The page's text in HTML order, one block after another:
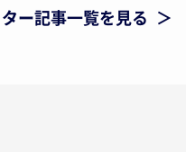
ー記事一覧を見る